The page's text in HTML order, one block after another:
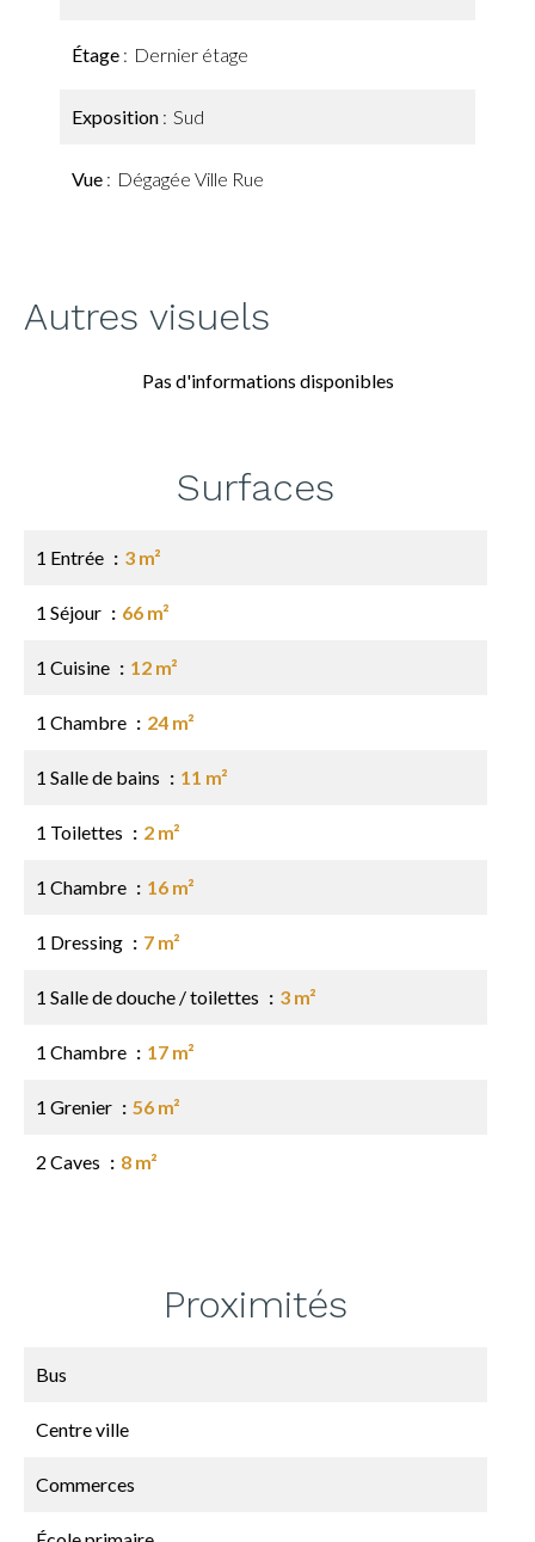
Étage Dernier étage
Exposition Sud
Vue Dégagée Ville Rue
Autres visuels
Pas d'informations disponibles
Surfaces
1 Entrée 3 m²
1 Séjour 66 m²
1 Cuisine 12 m²
1 Chambre 24 m²
1 Salle de bains 11 m²
1 Toilettes 2 m²
1 Chambre 16 m²
1 Dressing 7 m²
1 Salle de douche / toilettes 3 m²
1 Chambre 17 m²
1 Grenier 56 m²
2 Caves 8 m²
Proximités
Bus
Centre ville
Commerces